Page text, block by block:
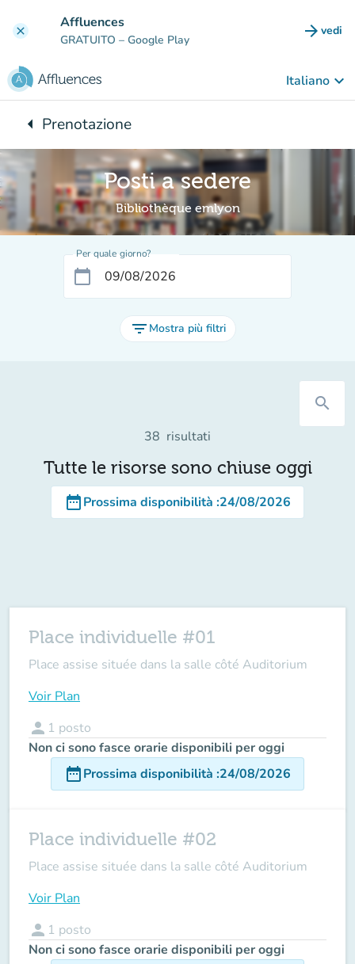
clear Affluences
GRATUITO – Google Play arrow_forward vedi
Italiano keyboard_arrow_down
arrow_leftTorna a:
Prenotazione
Posti a sedere
Bibliothèque emlyon
Per quale giorno?
calendar_today
filter_list Mostra più filtri
search
38 risultati
Tutte le risorse sono chiuse oggi
date_rangeProssima disponibilità :24/08/2026
Place individuelle #01
Place assise située dans la salle côté Auditorium
Voir Plan
person 1 posto
Non ci sono fasce orarie disponibili per oggi
date_rangeProssima disponibilità :24/08/2026
Place individuelle #02
Place assise située dans la salle côté Auditorium
Voir Plan
person 1 posto
Non ci sono fasce orarie disponibili per oggi